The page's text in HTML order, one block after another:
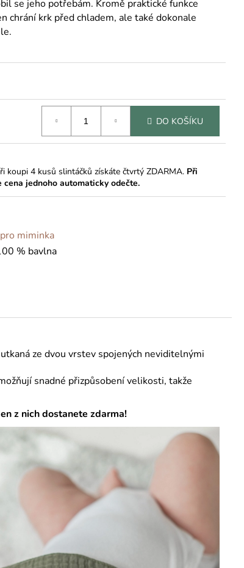
se jeho potřebám. Kromě praktické funkce
chrání krk před chladem, ale také dokonale
DO KOŠÍKU
koupi 4 kusů slintáčků získáte čtvrtý ZDARMA. Při
cena jednoho automaticky odečte.
miminka
% bavlna
ze dvou vrstev spojených neviditelnými
snadné přizpůsobení velikosti, takže
z nich dostanete zdarma!